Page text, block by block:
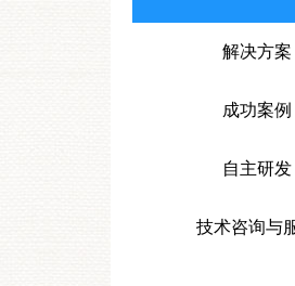
解决方案
成功案例
自主研发
技术咨询与